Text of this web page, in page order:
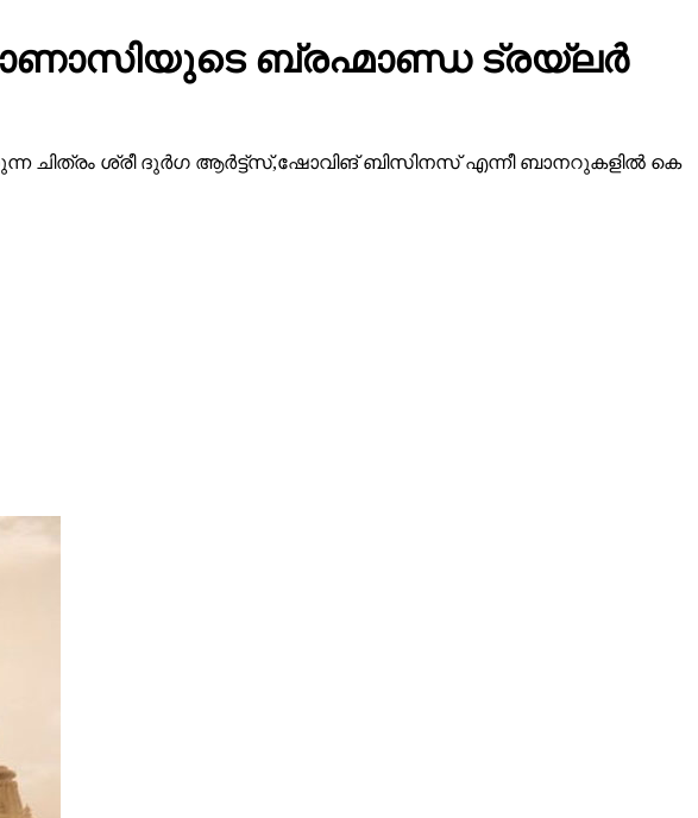
ബ്രഹ്മാണ്ഡ ട്രയ്ലർ
ചിത്രം ശ്രീ ദുർഗ ആർട്ട്സ്,ഷോവിങ് ബിസിനസ് എന്നീ ബാനറുകളിൽ കെ